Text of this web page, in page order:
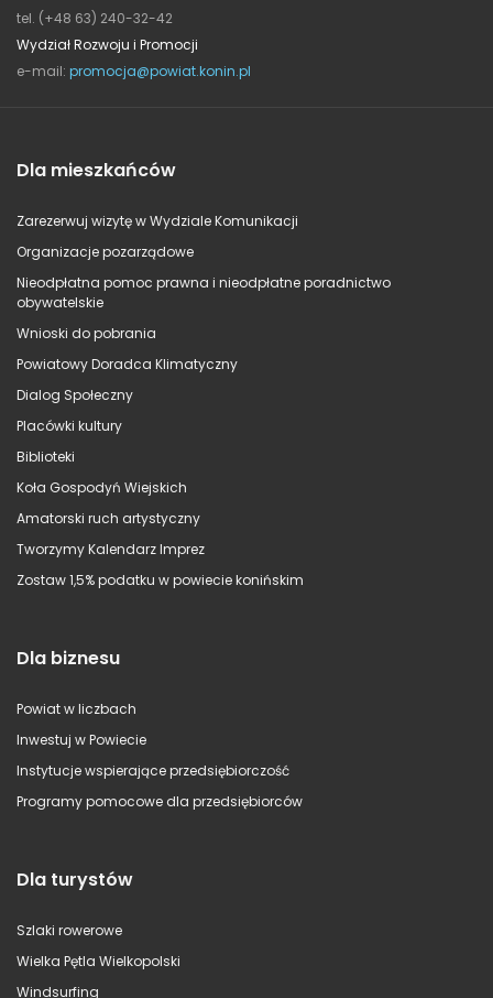
tel. (+48 63) 240-32-42
Wydział Rozwoju i Promocji
e-mail: promocja@powiat.konin.pl
Dla mieszkańców
Zarezerwuj wizytę w Wydziale Komunikacji
Organizacje pozarządowe
Nieodpłatna pomoc prawna i nieodpłatne poradnictwo
obywatelskie
Wnioski do pobrania
Powiatowy Doradca Klimatyczny
Dialog Społeczny
Placówki kultury
Biblioteki
Koła Gospodyń Wiejskich
Amatorski ruch artystyczny
Tworzymy Kalendarz Imprez
Zostaw 1,5% podatku w powiecie konińskim
Dla biznesu
Powiat w liczbach
Inwestuj w Powiecie
Instytucje wspierające przedsiębiorczość
Programy pomocowe dla przedsiębiorców
Dla turystów
Szlaki rowerowe
Wielka Pętla Wielkopolski
Windsurfing